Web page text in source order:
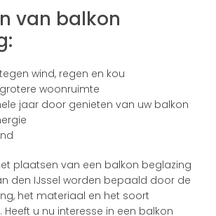
van balkon
wind, regen en kou
woonruimte
jaar door genieten van uw balkon
plaatsen van een balkon beglazing
den IJssel worden bepaald door de
het materiaal en het soort
u nu interesse in een balkon